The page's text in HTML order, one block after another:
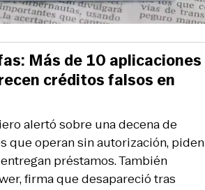
alertó sobre una decena de
que operan sin autorización, piden
préstamos. También
firma que desapareció tras
Más de 10 aplicaciones
créditos falsos en